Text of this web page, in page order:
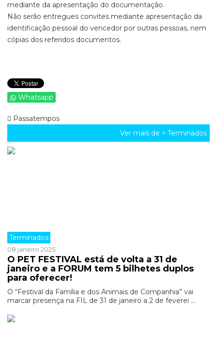
mediante da apresentação do documentação.
Não serão entregues convites mediante apresentação da
identificação pessoal do vencedor por outras pessoas, nem
cópias dos referidos documentos.
Whatsapp
Passatempos
Ver mais de > Terminados
Terminados
08 janeiro 2025
O PET FESTIVAL está de volta a 31 de
janeiro e a FORUM tem 5 bilhetes duplos
para oferecer!
O “Festival da Família e dos Animais de Companhia” vai
marcar presença na FIL de 31 de janeiro a 2 de feverei ...